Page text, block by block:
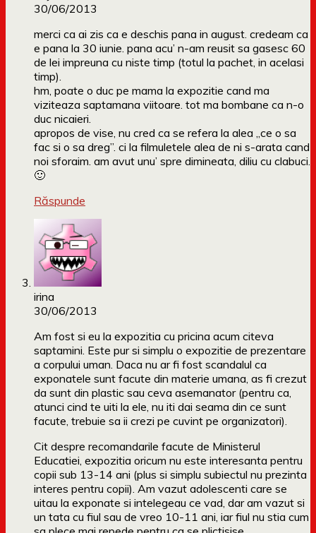
30/06/2013
merci ca ai zis ca e deschis pana in august. credeam ca
e pana la 30 iunie. pana acu’ n-am reusit sa gasesc 60
de lei impreuna cu niste timp (totul la pachet, in acelasi
timp).
hm, poate o duc pe mama la expozitie cand ma
viziteaza saptamana viitoare. tot ma bombane ca n-o
duc nicaieri.
apropos de vise, nu cred ca se refera la alea „ce o sa
fac si o sa dreg”. ci la filmuletele alea de ni s-arata cand
noi sforaim. am avut unu’ spre dimineata, diliu cu clabuci.
🙂
Răspunde
irina
30/06/2013
Am fost si eu la expozitia cu pricina acum citeva
saptamini. Este pur si simplu o expozitie de prezentare
a corpului uman. Daca nu ar fi fost scandalul ca
exponatele sunt facute din materie umana, as fi crezut
da sunt din plastic sau ceva asemanator (pentru ca,
atunci cind te uiti la ele, nu iti dai seama din ce sunt
facute, trebuie sa ii crezi pe cuvint pe organizatori).
Cit despre recomandarile facute de Ministerul
Educatiei, expozitia oricum nu este interesanta pentru
copii sub 13-14 ani (plus si simplu subiectul nu prezinta
interes pentru copii). Am vazut adolescenti care se
uitau la exponate si intelegeau ce vad, dar am vazut si
un tata cu fiul sau de vreo 10-11 ani, iar fiul nu stia cum